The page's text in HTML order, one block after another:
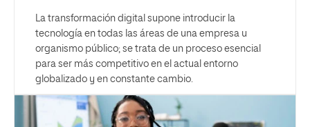
La transformación digital supone introducir la
tecnología en todas las áreas de una empresa u
organismo público; se trata de un proceso esencial
para ser más competitivo en el actual entorno
globalizado y en constante cambio.